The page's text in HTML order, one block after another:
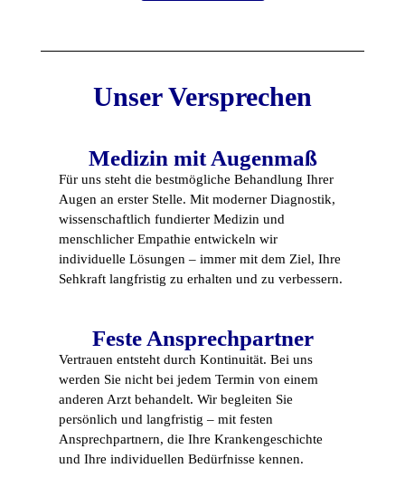
Unser Versprechen
Medizin mit Augenmaß
Für uns steht die bestmögliche Behandlung Ihrer
Augen an erster Stelle. Mit moderner Diagnostik,
wissenschaftlich fundierter Medizin und
menschlicher Empathie entwickeln wir
individuelle Lösungen – immer mit dem Ziel, Ihre
Sehkraft langfristig zu erhalten und zu verbessern.
Feste Ansprechpartner
Vertrauen entsteht durch Kontinuität. Bei uns
werden Sie nicht bei jedem Termin von einem
anderen Arzt behandelt. Wir begleiten Sie
persönlich und langfristig – mit festen
Ansprechpartnern, die Ihre Krankengeschichte
und Ihre individuellen Bedürfnisse kennen.